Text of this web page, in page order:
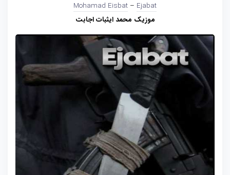
Mohamad Eisbat – Ejabat
موزیک محمد ایثبات اجابت